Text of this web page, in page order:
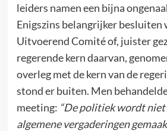
leiders namen een bijna
Enigszins belangrijker besluiten
Uitvoerend Comité of, juister
regerende kern daarvan,
overleg met de kern van de
stond er buiten. Men
meeting: “De politiek wordt niet
algemene vergaderingen